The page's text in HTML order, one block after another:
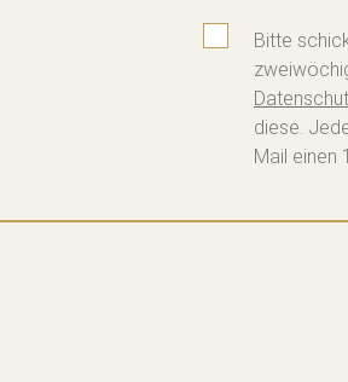
Bitte
diese.
Mail einen